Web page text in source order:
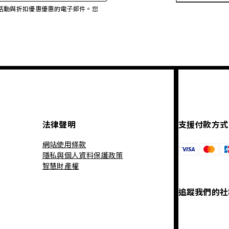
動與折扣優惠優惠的電子郵件。您
法律聲明
網站使用條款
隱私與個人資料保護政策
智慧財產權
支援付款方式
追蹤我們的